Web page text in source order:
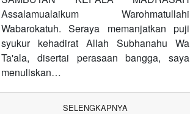
Assalamualaikum Warohmatullahi
Wabarokatuh. Seraya memanjatkan puji
syukur kehadirat Allah Subhanahu Wa
Ta'ala, disertai perasaan bangga, saya
menuliskan…
SELENGKAPNYA